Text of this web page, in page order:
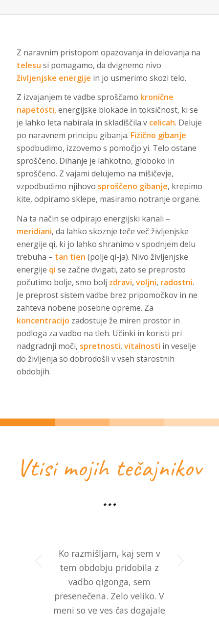
Z naravnim pristopom opazovanja in delovanja na
telesu si pomagamo, da dvignemo nivo
življenjske energije in jo usmerimo skozi telo.
Z izvajanjem te vadbe sproščamo kronične
napetosti,energijske blokade in toksičnost, ki se
je lahko leta nabirala in skladiščila v celicah. Deluje
po naravnem principu gibanja. Fizično gibanje
spodbudimo, izzovemo s pomočjo yi. Telo ostane
sproščeno. Dihanje je lahkotno, globoko in
sproščeno. Z vajami delujemo na mišičevje,
vzpodbudimo njihovo sproščeno gibanje, krepimo
kite, odpiramo sklepe, masiramo notranje organe.
Na ta način se odpirajo energijski kanali –
meridiani, da lahko skoznje teče več življenjske
energije qi, ki jo lahko shranimo v spodnjem delu
trebuha – tan tien (polje qi-ja). Nivo življenjske
energije qi se začne dvigati, zato se preprosto
počutimo bolje, smo bolj zdravi, voljni, radostni.
Je preprost sistem vadbe brez pripomočkov in ne
zahteva nobene posebne opreme. Za
koncentracijo zadostuje že miren prostor in
podloga za vadbo na tleh. Učinki in koristi pri
nadgradnji moči, spretnosti, vitalnosti in veselje
do življenja so dobrodošli v vseh starostnih
obdobjih.
Vtisi mojih tečajnikov
…
Ko razmišljam, kaj sem v
tem obdobju pridobila z
vadbo qigonga, sem
presenečena. Zelo veliko. V
meni so ve ves čas dogajale
Next